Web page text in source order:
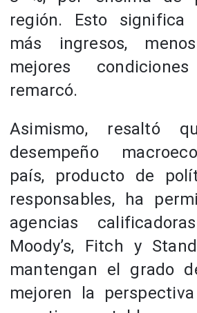
región. Esto significa
más ingresos,
mejores
remarcó.
Asimismo, resaltó
desempeño
país, producto de
responsables, ha
agencias
Moody’s, Fitch y
mantengan el grado
mejoren la